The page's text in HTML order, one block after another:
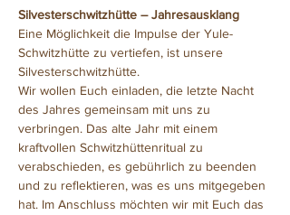
Silvesterschwitzhütte – Jahresausklang
Eine Möglichkeit die Impulse der Yule-
Schwitzhütte zu vertiefen, ist unsere
Silvesterschwitzhütte.
Wir wollen Euch einladen, die letzte Nacht
des Jahres gemeinsam mit uns zu
verbringen. Das alte Jahr mit einem
kraftvollen Schwitzhüttenritual zu
verabschieden, es gebührlich zu beenden
und zu reflektieren, was es uns mitgegeben
hat. Im Anschluss möchten wir mit Euch das